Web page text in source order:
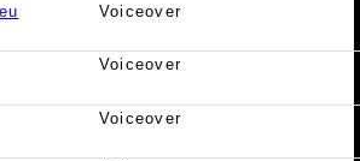
Voiceover
Voiceover
Voiceover